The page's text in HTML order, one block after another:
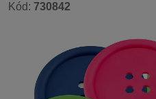
Kód: 730842